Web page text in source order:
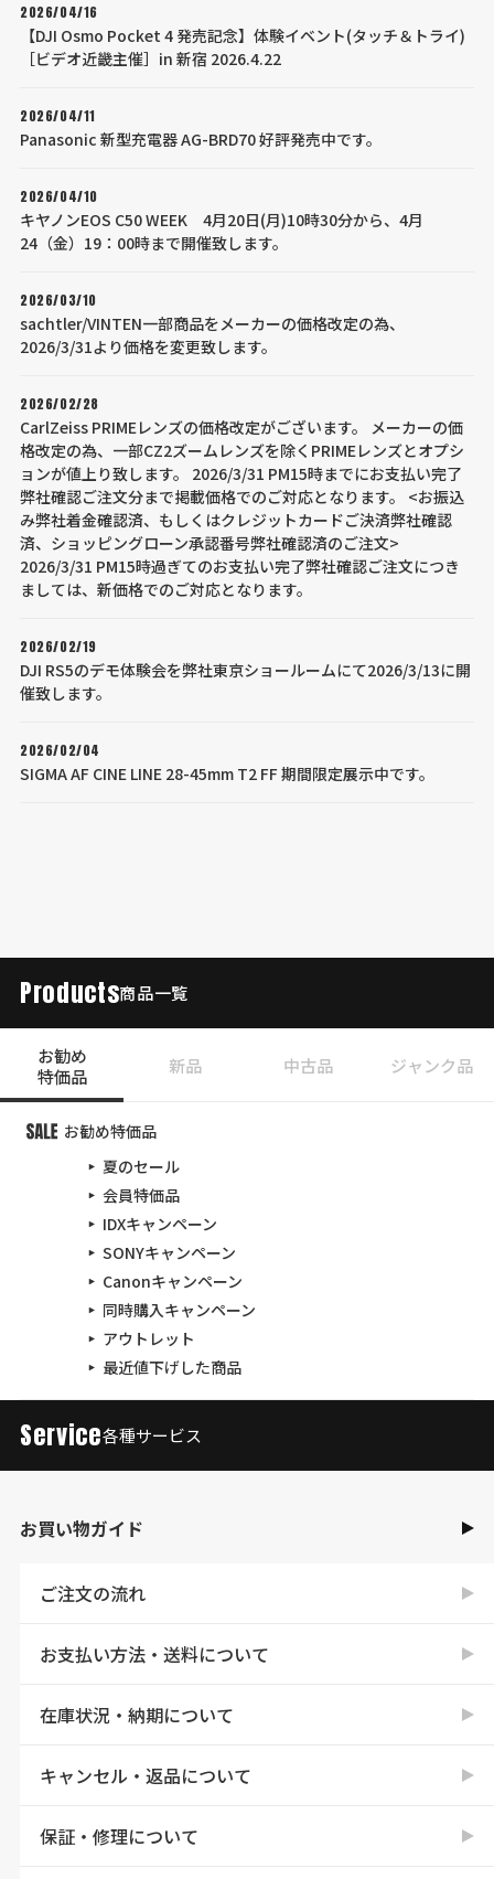
2026/04/16
【DJI Osmo Pocket 4 発売記念】体験イベント(タッチ＆トライ)
［ビデオ近畿主催］in 新宿 2026.4.22
2026/04/11
Panasonic 新型充電器 AG-BRD70 好評発売中です。
2026/04/10
キヤノンEOS C50 WEEK 4月20日(月)10時30分から、4月
24（金）19：00時まで開催致します。
2026/03/10
sachtler/VINTEN一部商品をメーカーの価格改定の為、
2026/3/31より価格を変更致します。
2026/02/28
CarlZeiss PRIMEレンズの価格改定がございます。 メーカーの価
格改定の為、一部CZ2ズームレンズを除くPRIMEレンズとオプシ
ョンが値上り致します。 2026/3/31 PM15時までにお支払い完了
弊社確認ご注文分まで掲載価格でのご対応となります。 <お振込
み弊社着金確認済、もしくはクレジットカードご決済弊社確認
済、ショッピングローン承認番号弊社確認済のご注文>
2026/3/31 PM15時過ぎてのお支払い完了弊社確認ご注文につき
ましては、新価格でのご対応となります。
2026/02/19
DJI RS5のデモ体験会を弊社東京ショールームにて2026/3/13に開
催致します。
2026/02/04
SIGMA AF CINE LINE 28-45mm T2 FF 期間限定展示中です。
Products商品一覧
お勧め
特価品
新品 中古品 ジャンク品
お勧め特価品
夏のセール
会員特価品
IDXキャンペーン
SONYキャンペーン
Canonキャンペーン
同時購入キャンペーン
アウトレット
最近値下げした商品
Service各種サービス
お買い物ガイド
ご注文の流れ
お支払い方法・送料について
在庫状況・納期について
キャンセル・返品について
保証・修理について